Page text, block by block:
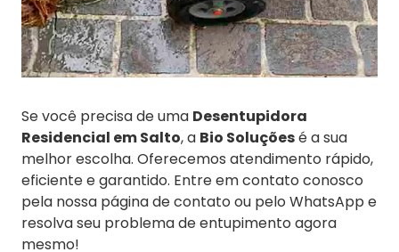
Se você precisa de uma Desentupidora
Residencial em Salto, a Bio Soluçõesé a sua
melhor escolha. Oferecemos atendimento rápido,
eficiente e garantido. Entre em contato conosco
pela nossa página de contato ou pelo WhatsApp e
resolva seu problema de entupimento agora
mesmo!